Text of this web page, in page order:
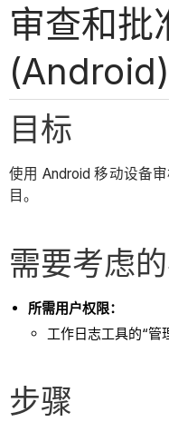
审查和批
(Android)
目标
使用 Android 移动设备
目。
需要考虑
所需用户权限：
工作日志工具的“管
步骤